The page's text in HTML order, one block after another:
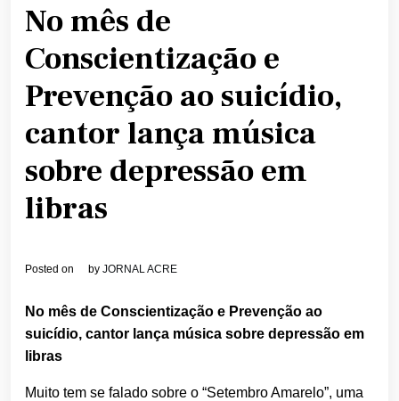
No mês de
Conscientização e
Prevenção ao suicídio,
cantor lança música
sobre depressão em
libras
Posted on by JORNAL ACRE
No mês de Conscientização e Prevenção ao
suicídio, cantor lança música sobre depressão em
libras
Muito tem se falado sobre o “Setembro Amarelo”, uma